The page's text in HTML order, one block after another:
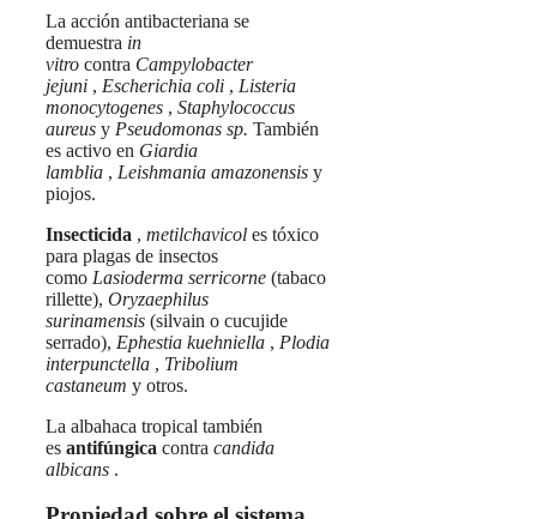
La acción antibacteriana se
demuestra in
vitro contra Campylobacter
jejuni , Escherichia coli , Listeria
monocytogenes , Staphylococcus
aureus y Pseudomonas sp. También
es activo en Giardia
lamblia , Leishmania amazonensis y
piojos.
Insecticida , metilchavicol es tóxico
para plagas de insectos
como Lasioderma serricorne (tabaco
rillette), Oryzaephilus
surinamensis (silvain o cucujide
serrado), Ephestia kuehniella , Plodia
interpunctella , Tribolium
castaneum y otros.
La albahaca tropical también
es antifúngica contra candida
albicans .